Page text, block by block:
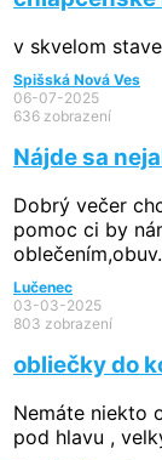
v skvelom
Spišská Nová Ves
06-07-2025
636 zobrazení
Nájde sa
Dobrý večer
pomoc ci by
Lučenec
03-03-2025
803 zobrazení
obliečky do
Nemáte niekto
pod hlavu ,